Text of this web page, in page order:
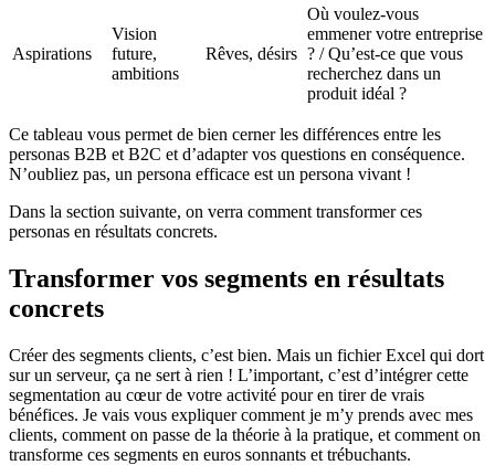
Aspirations
Vision
future,
ambitions
Rêves, désirs
Où voulez-vous
emmener votre entreprise
? / Qu’est-ce que vous
recherchez dans un
produit idéal ?
Ce tableau vous permet de bien cerner les différences entre les
personas B2B et B2C et d’adapter vos questions en conséquence.
N’oubliez pas, un persona efficace est un persona vivant !
Dans la section suivante, on verra comment transformer ces
personas en résultats concrets.
Transformer vos segments en résultats
concrets
Créer des segments clients, c’est bien. Mais un fichier Excel qui dort
sur un serveur, ça ne sert à rien ! L’important, c’est d’intégrer cette
segmentation au cœur de votre activité pour en tirer de vrais
bénéfices. Je vais vous expliquer comment je m’y prends avec mes
clients, comment on passe de la théorie à la pratique, et comment on
transforme ces segments en euros sonnants et trébuchants.